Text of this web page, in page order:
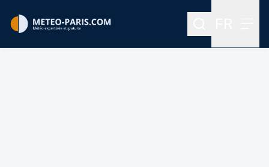
Rechercher